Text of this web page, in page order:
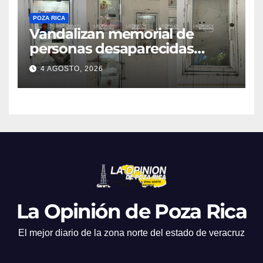
POZA RICA
Vandalizan memorial de
personas desaparecidas
sobre el bulevar Ruiz Cortines
4 AGOSTO, 2026
La Opinión de Poza Rica
El mejor diario de la zona norte del estado de veracruz